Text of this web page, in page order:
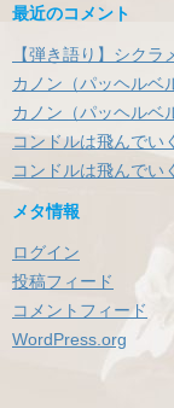
最近のコメント
【弾き語り】シクラ
カノン（パッヘルベ
カノン（パッヘルベ
コンドルは飛んでい
コンドルは飛んでい
メタ情報
ログイン
投稿フィード
コメントフィード
WordPress.org